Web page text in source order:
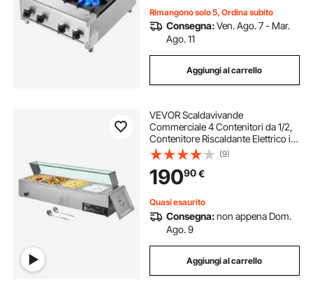
Rimangono solo 5, Ordina subito
Consegna:Ven. Ago. 7 - Mar.
Ago. 11
Aggiungi al carrello
VEVOR Scaldavivande
Commerciale 4 Contenitori da 1/2,
Contenitore Riscaldante Elettrico in
Acciaio Inox da 1,5 kW con
Coperchio in Vetro Set di
Scaldavivande per Catering,
Ristoranti Feste
(9)
19090€
Quasi esaurito
Consegna:non appena Dom.
Ago. 9
Aggiungi al carrello